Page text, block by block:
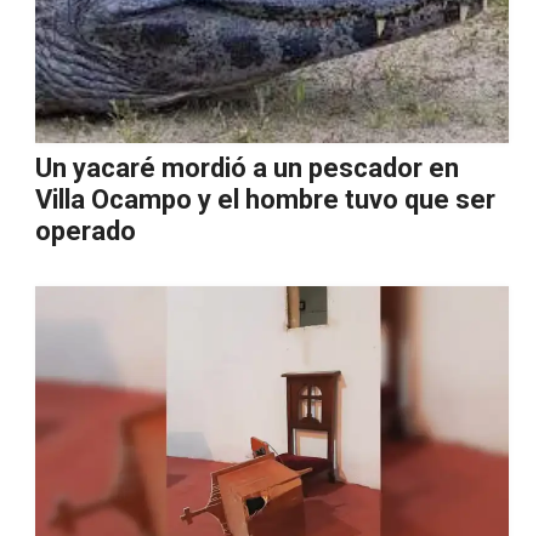
Un yacaré mordió a un pescador en
Villa Ocampo y el hombre tuvo que ser
operado